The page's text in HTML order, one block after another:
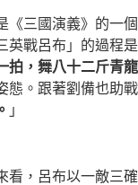
《三國演義》的一
英戰呂布」的過程是
拍，舞八十二斤青
態。跟著劉備也助
」
看，呂布以一敵三